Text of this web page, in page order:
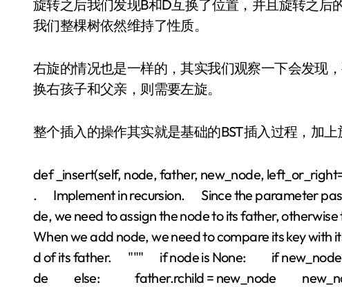
旋转之后我们发现B和D互换了位置，并且旋转之
我们整棵树依然维持了性质。
右旋的情况也是一样的，其实我们观察一下会发现
换右孩子和父亲，则需要左旋。
整个插入的操作其实就是基础的BST插入过程，加上
def _insert(self, node, father, new_node,
. Implement in recursion. Since the parameter
de, we need to assign the node to its father,
When we add node, we need to compare its key with
d of its father. """ if node is None: if
de else: father.rchild = new_node